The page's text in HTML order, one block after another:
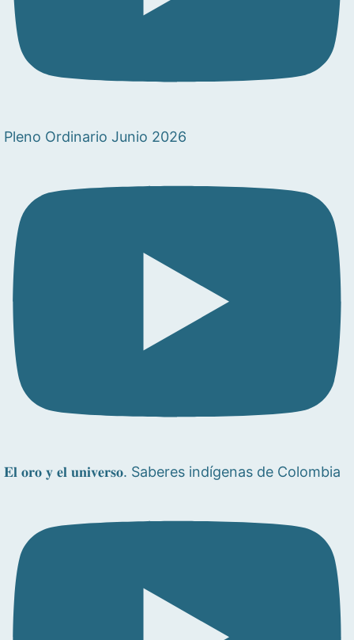
Pleno Ordinario Junio 2026
𝐄𝐥 𝐨𝐫𝐨 𝐲 𝐞𝐥 𝐮𝐧𝐢𝐯𝐞𝐫𝐬𝐨. Saberes indígenas de Colombia